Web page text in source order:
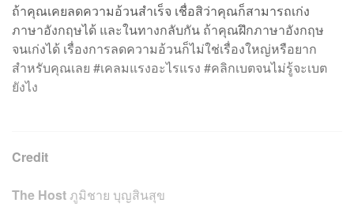
ถ้าคุณเคยลดความอ้วนสำเร็จ เชื่อสิว่าคุณก็สามารถเก่ง
ภาษาอังกฤษได้ และในทางกลับกัน ถ้าคุณฝึกภาษาอังกฤษ
จนเก่งได้ เรื่องการลดความอ้วนก็ไม่ใช่เรื่องใหญ่หรือยาก
สำหรับคุณเลย #เคลมแรงอะไรแรง #คลิกเบตจนไม่รู้จะเบต
ยังไง
Credit
The Hostภูมิชาย บุญสินสุข